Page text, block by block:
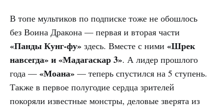
В топе мультиков по подписке тоже не обошлось
без Воина Дракона — первая и вторая части
«Панды Кунг-фу» здесь. Вместе с ними «Шрек
навсегда» и «Мадагаскар 3». А лидер прошлого
года — «Моана» — теперь спустился на 5 ступень.
Также в первое полугодие сердца зрителей
покоряли известные монстры, деловые зверята из